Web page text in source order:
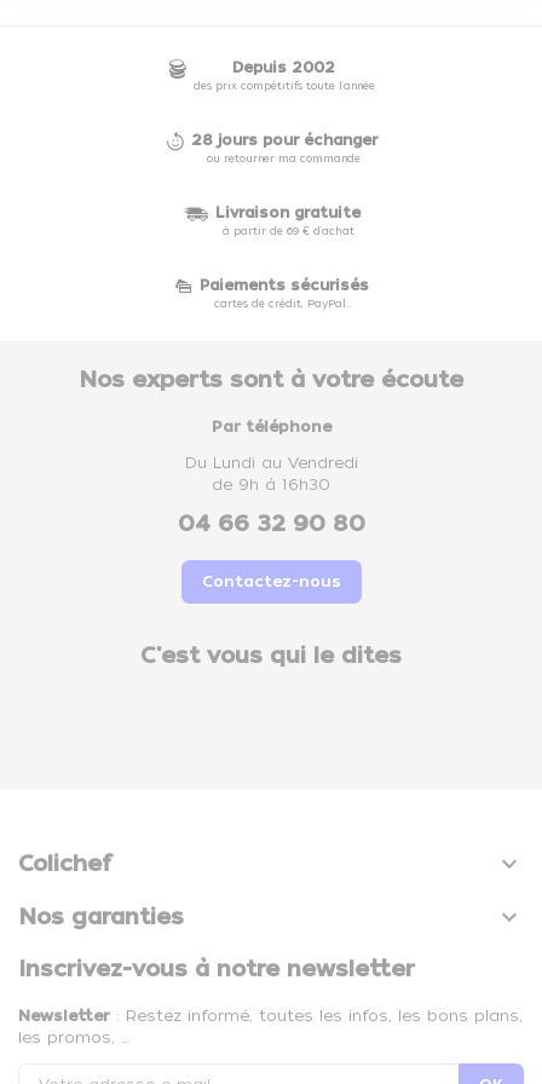
Depuis 2002
des prix compétitifs toute l'année
28 jours pour échanger
ou retourner ma commande
Livraison gratuite
à partir de 69 € d'achat
Paiements sécurisés
cartes de crédit, PayPal...
Nos experts sont à votre écoute
Par téléphone
Du Lundi au Vendredi
de 9h à 16h30
04 66 32 90 80
Contactez-nous
C'est vous qui le dites
Colichef 
Nos garanties 
Inscrivez-vous à notre newsletter
Newsletter : Restez informé, toutes les infos, les bons plans,
les promos, …